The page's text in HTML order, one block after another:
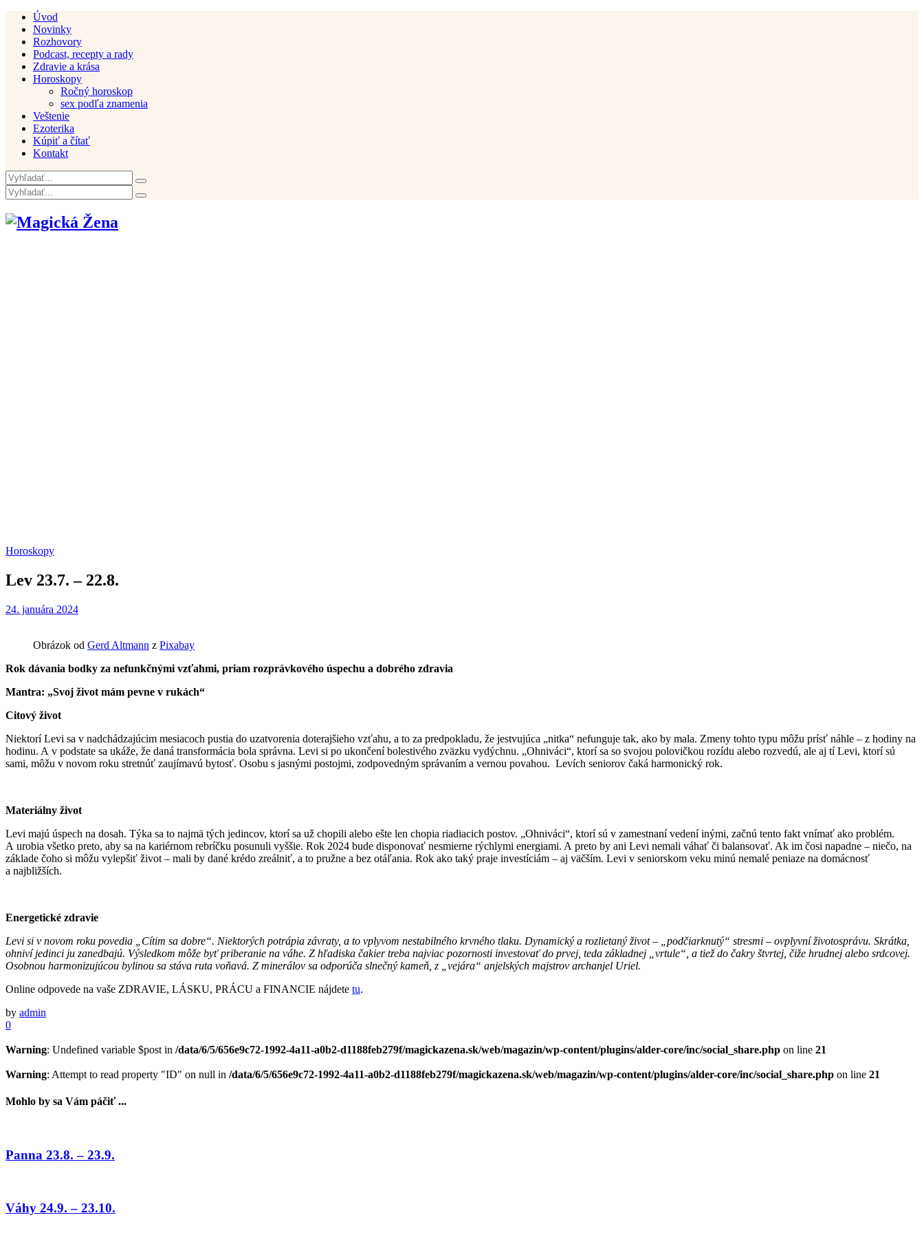
Úvod
Novinky
Rozhovory
Podcast, recepty a rady
Zdravie a krása
Horoskopy
Ročný horoskop
sex podľa znamenia
Veštenie
Ezoterika
Kúpiť a čítať
Kontakt
Horoskopy
Lev 23.7. – 22.8.
24. januára 2024
Obrázok od Gerd Altmann z Pixabay
Rok dávania bodky za nefunkčnými vzťahmi, priam rozprávkového úspechu a dobrého zdravia
Mantra: „Svoj život mám pevne v rukách“
Citový život
Niektorí Levi sa v nadchádzajúcim mesiacoch pustia do uzatvorenia doterajšieho vzťahu, a to za predpokladu, že jestvujúca „nitka“ nefunguje tak, ako by mala. Zmeny tohto typu môžu prísť náhle – z hodiny na
hodinu. A v podstate sa ukáže, že daná transformácia bola správna. Levi si po ukončení bolestivého zväzku vydýchnu. „Ohniváci“, ktorí sa so svojou polovičkou rozídu alebo rozvedú, ale aj tí Levi, ktorí sú
sami, môžu v novom roku stretnúť zaujímavú bytosť. Osobu s jasnými postojmi, zodpovedným správaním a vernou povahou. Levích seniorov čaká harmonický rok.
Materiálny život
Levi majú úspech na dosah. Týka sa to najmä tých jedincov, ktorí sa už chopili alebo ešte len chopia riadiacich postov. „Ohniváci“, ktorí sú v zamestnaní vedení inými, začnú tento fakt vnímať ako problém.
A urobia všetko preto, aby sa na kariérnom rebríčku posunuli vyššie. Rok 2024 bude disponovať nesmierne rýchlymi energiami. A preto by ani Levi nemali váhať či balansovať. Ak im čosi napadne – niečo, na
základe čoho si môžu vylepšiť život – mali by dané krédo zreálniť, a to pružne a bez otáľania. Rok ako taký praje investíciám – aj väčším. Levi v seniorskom veku minú nemalé peniaze na domácnosť
a najbližších.
Energetické zdravie
Levi si v novom roku povedia „Cítim sa dobre“. Niektorých potrápia závraty, a to vplyvom nestabilného krvného tlaku. Dynamický a rozlietaný život – „podčiarknutý“ stresmi – ovplyvní životosprávu. Skrátka,
ohniví jedinci ju zanedbajú. Výsledkom môže byť priberanie na váhe. Z hľadiska čakier treba najviac pozornosti investovať do prvej, teda základnej „vrtule“, a tiež do čakry štvrtej, čiže hrudnej alebo srdcovej.
Osobnou harmonizujúcou bylinou sa stáva ruta voňavá. Z minerálov sa odporúča slnečný kameň, z „vejára“ anjelských majstrov archanjel Uriel.
Online odpovede na vaše ZDRAVIE, LÁSKU, PRÁCU a FINANCIE nájdete tu.
by admin
0
Warning: Undefined variable $post in /data/6/5/656e9c72-1992-4a11-a0b2-d1188feb279f/magickazena.sk/web/magazin/wp-content/plugins/alder-core/inc/social_share.php on line 21
Warning: Attempt to read property "ID" on null in /data/6/5/656e9c72-1992-4a11-a0b2-d1188feb279f/magickazena.sk/web/magazin/wp-content/plugins/alder-core/inc/social_share.php on line 21
Mohlo by sa Vám páčiť ...
Panna 23.8. – 23.9.
Váhy 24.9. – 23.10.